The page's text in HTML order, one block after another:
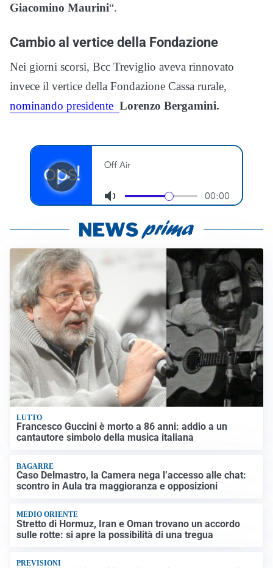
Giacomino Maurini“.
Cambio al vertice della Fondazione
Nei giorni scorsi, Bcc Treviglio aveva rinnovato
invece il vertice della Fondazione Cassa rurale,
nominando presidente Lorenzo Bergamini.
LUTTO
Francesco Guccini è morto a 86 anni: addio a un
cantautore simbolo della musica italiana
BAGARRE
Caso Delmastro, la Camera nega l’accesso alle chat:
scontro in Aula tra maggioranza e opposizioni
MEDIO ORIENTE
Stretto di Hormuz, Iran e Oman trovano un accordo
sulle rotte: si apre la possibilità di una tregua
PREVISIONI